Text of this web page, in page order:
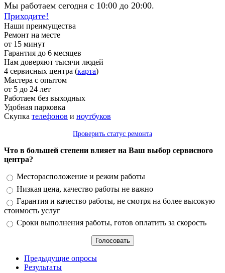
Мы работаем сегодня с 10:00 до 20:00.
Приходите!
Наши преимущества
Ремонт на месте
от 15 минут
Гарантия до 6 месяцев
Нам доверяют тысячи людей
4 сервисных центра (карта)
Мастера с опытом
от 5 до 24 лет
Работаем без выходных
Удобная парковка
Скупка телефонов и ноутбуков
Проверить статус ремонта
Что в большей степени влияет на Ваш выбор сервисного
центра?
Варианты
Месторасположение и режим работы
Низкая цена, качество работы не важно
Гарантия и качество работы, не смотря на более высокую
стоимость услуг
Сроки выполнения работы, готов оплатить за скорость
Предыдущие опросы
Результаты